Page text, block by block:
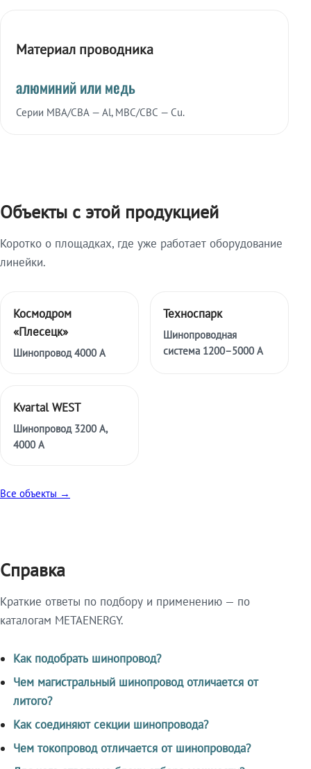
Материал проводника
алюминий или медь
Серии МВА/СВА — Al, МВС/СВС — Cu.
Объекты с этой продукцией
Коротко о площадках, где уже работает оборудование
линейки.
Космодром
«Плесецк»
Шинопровод 4000 А
Техноспарк
Шинопроводная
система 1200–5000 А
Kvartal WEST
Шинопровод 3200 А,
4000 А
Все объекты →
Справка
Краткие ответы по подбору и применению — по
каталогам METAENERGY.
Как подобрать шинопровод?
Чем магистральный шинопровод отличается от
литого?
Как соединяют секции шинопровода?
Чем токопровод отличается от шинопровода?